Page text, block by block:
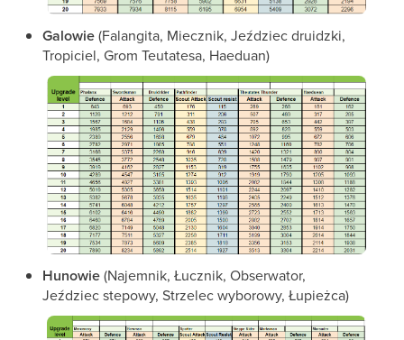
Galowie(Falangita, Miecznik, Jeździec druidzki,
Tropiciel, Grom Teutatesa, Haeduan)
Hunowie(Najemnik, Łucznik, Obserwator,
Jeździec stepowy, Strzelec wyborowy, Łupieżca)